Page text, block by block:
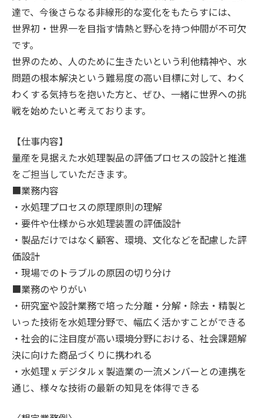
達で、今後さらなる非線形的な変化をもたらすには、
世界初・世界一を目指す情熱と野心を持つ仲間が不可欠
です。
世界のため、人のために生きたいという利他精神や、水
問題の根本解決という難易度の高い目標に対して、わく
わくする気持ちを抱いた方と、ぜひ、一緒に世界への挑
戦を始めたいと考えております。
【仕事内容】
量産を見据えた水処理製品の評価プロセスの設計と推進
をご担当していただきます。
■業務内容
・水処理プロセスの原理原則の理解
・要件や仕様から水処理装置の評価設計
・製品だけではなく顧客、環境、文化などを配慮した評
価設計
・現場でのトラブルの原因の切り分け
■業務のやりがい
・研究室や設計業務で培った分離・分解・除去・精製と
いった技術を水処理分野で、幅広く活かすことができる
・社会的に注目度が高い環境分野における、社会課題解
決に向けた商品づくりに携われる
・水処理 x デジタルｘ製造業の一流メンバーとの連携を
通じ、様々な技術の最新の知見を体得できる